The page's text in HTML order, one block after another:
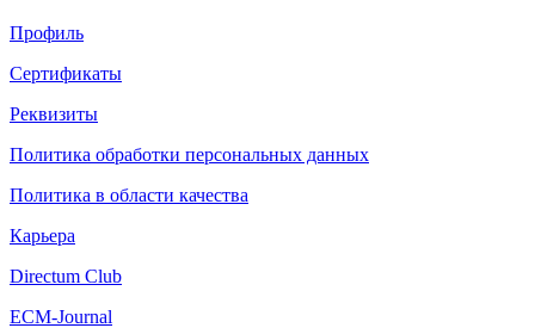
Профиль
Сертификаты
Реквизиты
Политика обработки персональных данных
Политика в области качества
Карьера
Directum Club
ECM-Journal